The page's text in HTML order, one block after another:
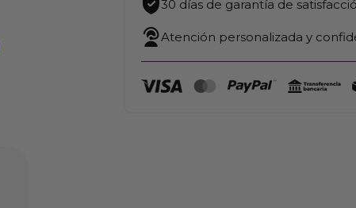
30 días de garantía de
Atención personalizada y